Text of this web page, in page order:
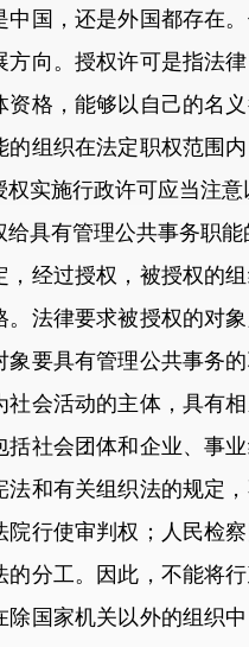
中国，还是外国都存在
方向。授权许可是指法
资格，能够以自己的名
的组织在法定职权范围
权实施行政许可应当注
具有管理公共事务职能
过授权，被授权的组
。法律要求被授权的对
象要具有管理公共事务
社会活动的主体，具有
括社会团体和企业、事
法和有关组织法的规定
院行使审判权；人民检
的分工。因此，不能将
除国家机关以外的组织